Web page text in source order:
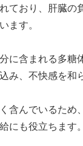
ており、肝臓の
ます。
に含まれる多糖
み、不快感を和
含んでいるため
にも役立ちます。